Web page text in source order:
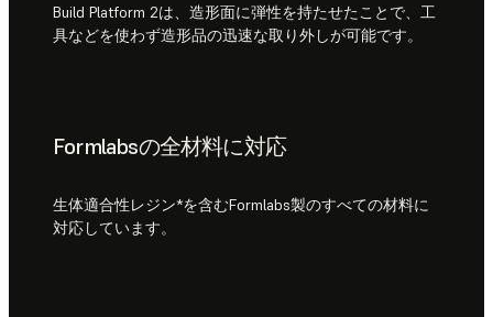
Build Platform 2は、造形面に弾性を持たせたことで、工
具などを使わず造形品の迅速な取り外しが可能です。
Formlabsの全材料に対応
生体適合性レジン*を含むFormlabs製のすべての材料に
対応しています。